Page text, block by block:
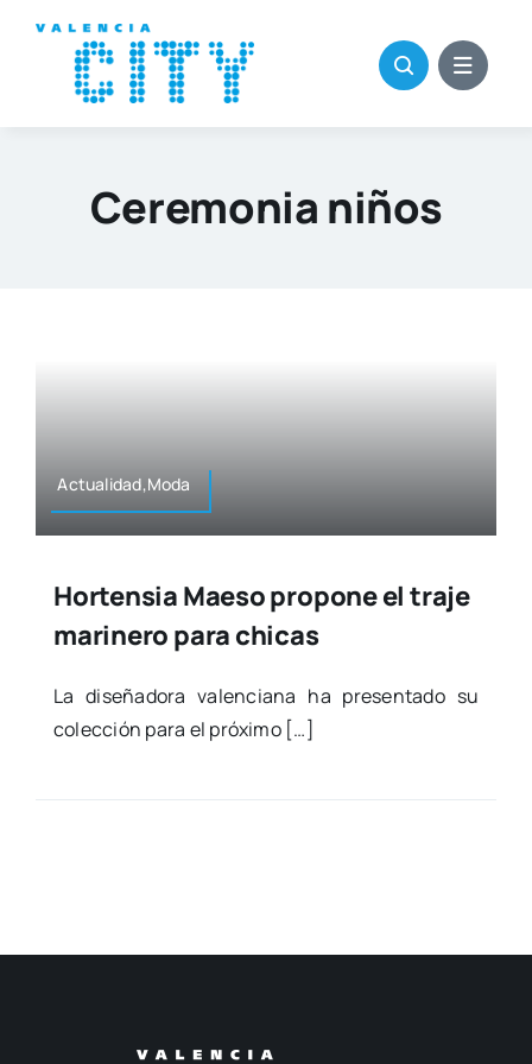
contenido
Ceremonia niños
Actualidad,Moda
Hortensia Maeso propone el traje
marinero para chicas
La dise­ña­do­ra valen­cia­na ha pre­sen­ta­do su
colec­ción para el pró­xi­mo […]